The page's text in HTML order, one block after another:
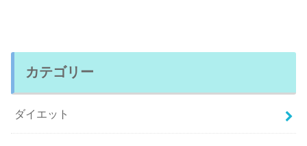
カテゴリー
ダイエット